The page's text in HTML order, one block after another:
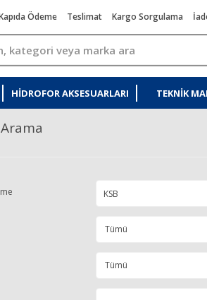
Ödeme Teslimat Kargo Sorgulama
HIDROFOR AKSESUARLARI TEKNIK